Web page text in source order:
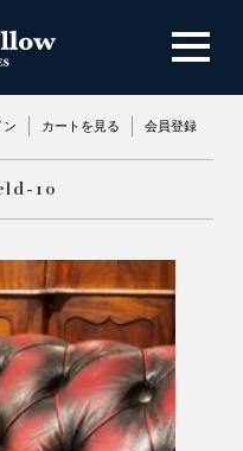
ン カートを見る 会員登録
10